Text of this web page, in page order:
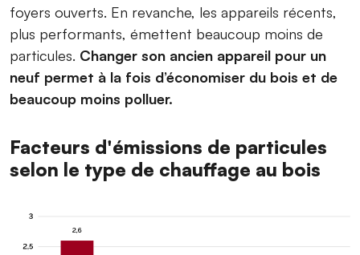
foyers ouverts. En revanche, les appareils récents,
plus performants, émettent beaucoup moins de
particules. Changer son ancien appareil pour un
neuf permet à la fois d’économiser du bois et de
beaucoup moins polluer.
Facteurs d'émissions de particules
selon le type de chauffage au bois